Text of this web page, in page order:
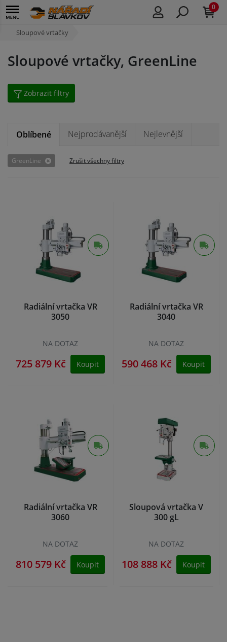
0
Sloupové vrtačky
Sloupové vrtačky, GreenLine
Zobrazit filtry
Oblíbené Nejprodávanější Nejlevnější
GreenLine Zrušit všechny filtry
Radiální vrtačka VR
3050
NA DOTAZ
725 879 Kč Koupit
Radiální vrtačka VR
3040
NA DOTAZ
590 468 Kč Koupit
Radiální vrtačka VR
3060
NA DOTAZ
810 579 Kč Koupit
Sloupová vrtačka V
300 gL
NA DOTAZ
108 888 Kč Koupit